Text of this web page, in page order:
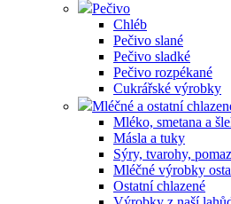
Pečivo
Chléb
Pečivo slané
Pečivo sladké
Pečivo rozpékané
Cukrářské výrobky
Mléčné a ostatní
Mléko, smetana a
Másla a tuky
Sýry, tvarohy,
Mléčné výrobky
Ostatní chlazené